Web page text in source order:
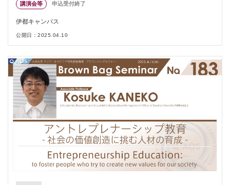
講演会等 申込受付終了
伊都キャンパス
公開日：2025.04.10